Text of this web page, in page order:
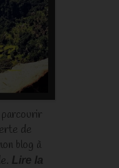
parcourir
de
blog à
Lire la